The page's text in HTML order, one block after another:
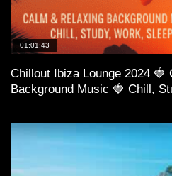
01:01:43
Chillout Ibiza Lounge 2024 🍓
Background Music 🍓 Chill,